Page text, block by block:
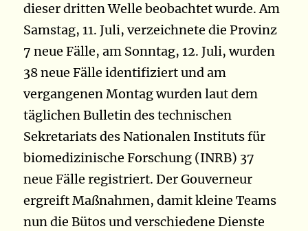
dieser dritten Welle beobachtet wurde. Am
Samstag, 11. Juli, verzeichnete die Provinz
7 neue Fälle, am Sonntag, 12. Juli, wurden
38 neue Fälle identifiziert und am
vergangenen Montag wurden laut dem
täglichen Bulletin des technischen
Sekretariats des Nationalen Instituts für
biomedizinische Forschung (INRB) 37
neue Fälle registriert. Der Gouverneur
ergreift Maßnahmen, damit kleine Teams
nun die Bütos und verschiedene Dienste